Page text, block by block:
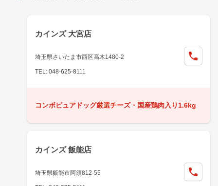
カインズ 大宮店
埼玉県さいたま市西区高木1480-2
TEL: 048-625-8111
コンボピュアドッグ厳選チーズ・国産鶏肉入り1.6kg
カインズ 飯能店
埼玉県飯能市阿須812-55